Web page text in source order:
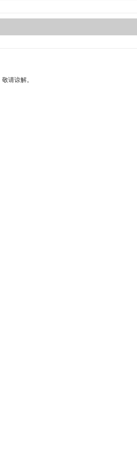
请谅解。